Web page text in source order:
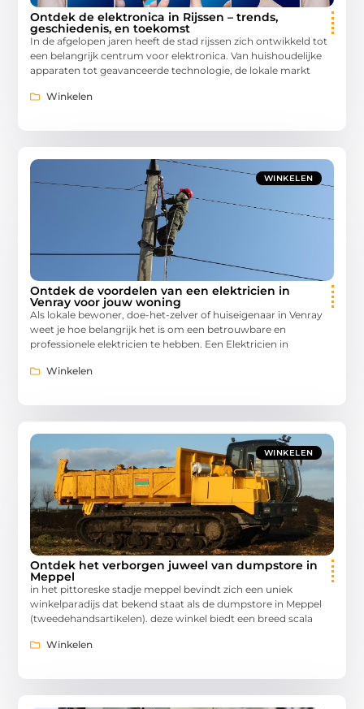
Ontdek de elektronica in Rijssen – trends,
geschiedenis, en toekomst
In de afgelopen jaren heeft de stad rijssen zich ontwikkeld tot
een belangrijk centrum voor elektronica. Van huishoudelijke
apparaten tot geavanceerde technologie, de lokale markt
Winkelen
WINKELEN
Ontdek de voordelen van een elektricien in
Venray voor jouw woning
Als lokale bewoner, doe-het-zelver of huiseigenaar in Venray
weet je hoe belangrijk het is om een betrouwbare en
professionele elektricien te hebben. Een Elektricien in
Winkelen
WINKELEN
Ontdek het verborgen juweel van dumpstore in
Meppel
in het pittoreske stadje meppel bevindt zich een uniek
winkelparadijs dat bekend staat als de dumpstore in Meppel
(tweedehandsartikelen). deze winkel biedt een breed scala
Winkelen